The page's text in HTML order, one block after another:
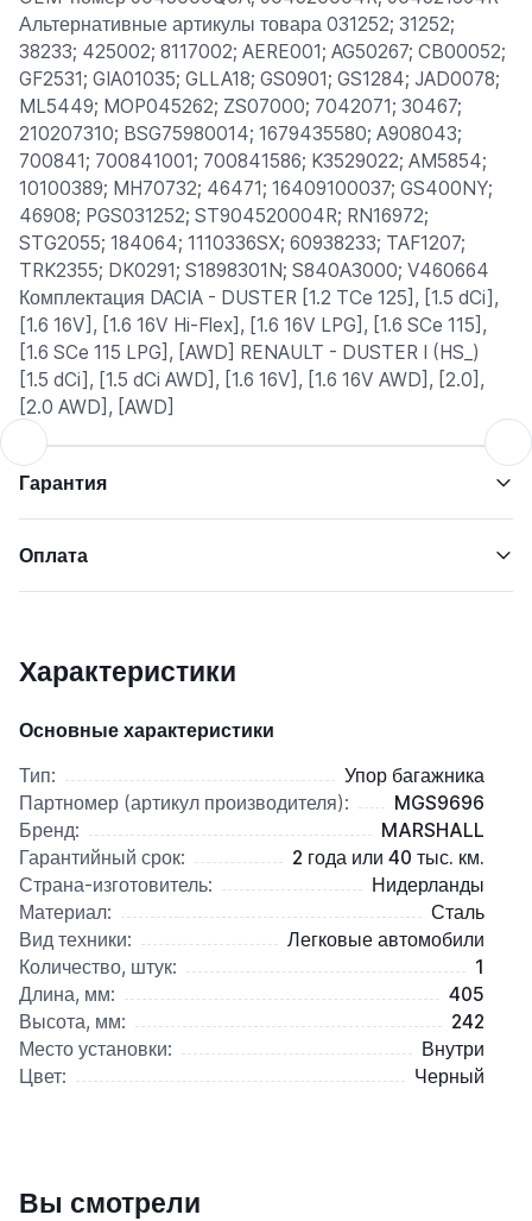
Альтернативные артикулы товара 031252; 31252;
38233; 425002; 8117002; AERE001; AG50267; CB00052;
GF2531; GIA01035; GLLA18; GS0901; GS1284; JAD0078;
ML5449; MOP045262; ZS07000; 7042071; 30467;
210207310; BSG75980014; 1679435580; A908043;
700841; 700841001; 700841586; K3529022; AM5854;
10100389; MH70732; 46471; 16409100037; GS400NY;
46908; PGS031252; ST904520004R; RN16972;
STG2055; 184064; 1110336SX; 60938233; TAF1207;
TRK2355; DK0291; S1898301N; S840A3000; V460664
Комплектация DACIA - DUSTER [1.2 TCe 125], [1.5 dCi],
[1.6 16V], [1.6 16V Hi-Flex], [1.6 16V LPG], [1.6 SCe 115],
[1.6 SCe 115 LPG], [AWD] RENAULT - DUSTER I (HS_)
[1.5 dCi], [1.5 dCi AWD], [1.6 16V], [1.6 16V AWD], [2.0],
[2.0 AWD], [AWD]
Гарантия
Оплата
Характеристики
Основные характеристики
Тип:
Упор багажника
Партномер (артикул производителя):
MGS9696
Бренд:
MARSHALL
Гарантийный срок:
2 года или 40 тыс. км.
Страна-изготовитель:
Нидерланды
Материал:
Сталь
Вид техники:
Легковые автомобили
Количество, штук:
1
Длина, мм:
405
Высота, мм:
242
Место установки:
Внутри
Цвет:
Черный
Вы смотрели